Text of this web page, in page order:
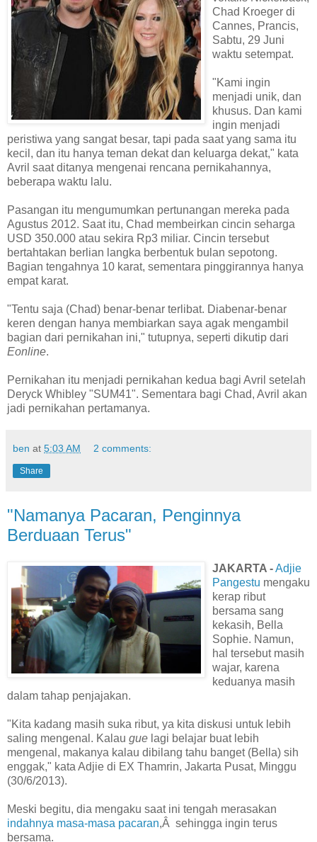
Chad Kroeger di
Cannes, Prancis,
Sabtu, 29 Juni
waktu setempat.
"Kami ingin
menjadi unik, dan
khusus. Dan kami
ingin menjadi
peristiwa yang sangat besar, tapi pada saat yang sama itu
kecil, dan itu hanya teman dekat dan keluarga dekat," kata
Avril saat ditanya mengenai rencana pernikahannya,
beberapa waktu lalu.
Pasangan itu mengumumkan pertunangan mereka pada
Agustus 2012. Saat itu, Chad membeirkan cincin seharga
USD 350.000 atau sekira Rp3 miliar. Cincin tersebut
bertahtakan berlian langka berbentuk bulan sepotong.
Bagian tengahnya 10 karat, sementara pinggirannya hanya
empat karat.
"Tentu saja (Chad) benar-benar terlibat. Diabenar-benar
keren dengan hanya membiarkan saya agak mengambil
bagian dari pernikahan ini," tutupnya, seperti dikutip dari
Eonline.
Pernikahan itu menjadi pernikahan kedua bagi Avril setelah
Deryck Whibley "SUM41". Sementara bagi Chad, Avril akan
jadi pernikahan pertamanya.
ben at 5:03 AM 2 comments:
Share
"Namanya Pacaran, Penginnya
Berduaan Terus"
JAKARTA -Adjie
Pangestu mengaku
kerap ribut
bersama sang
kekasih, Bella
Sophie. Namun,
hal tersebut masih
wajar, karena
keduanya masih
dalam tahap penjajakan.
"Kita kadang masih suka ribut, ya kita diskusi untuk lebih
saling mengenal. Kalau gue lagi belajar buat lebih
mengenal, makanya kalau dibilang tahu banget (Bella) sih
enggak," kata Adjie di EX Thamrin, Jakarta Pusat, Minggu
(30/6/2013).
Meski begitu, dia mengaku saat ini tengah merasakan
indahnya masa-masa pacaran,Â sehingga ingin terus
bersama.